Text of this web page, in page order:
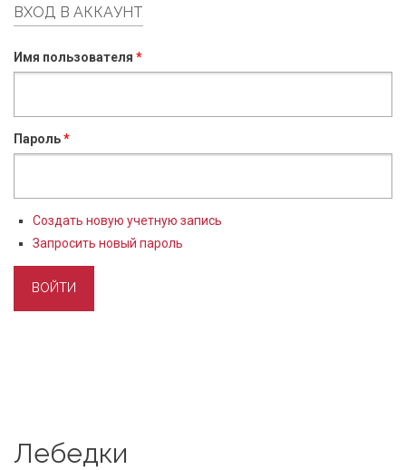
ВХОД В АККАУНТ
Имя пользователя *
Пароль*
Создать новую учетную запись
Запросить новый пароль
Лебедки